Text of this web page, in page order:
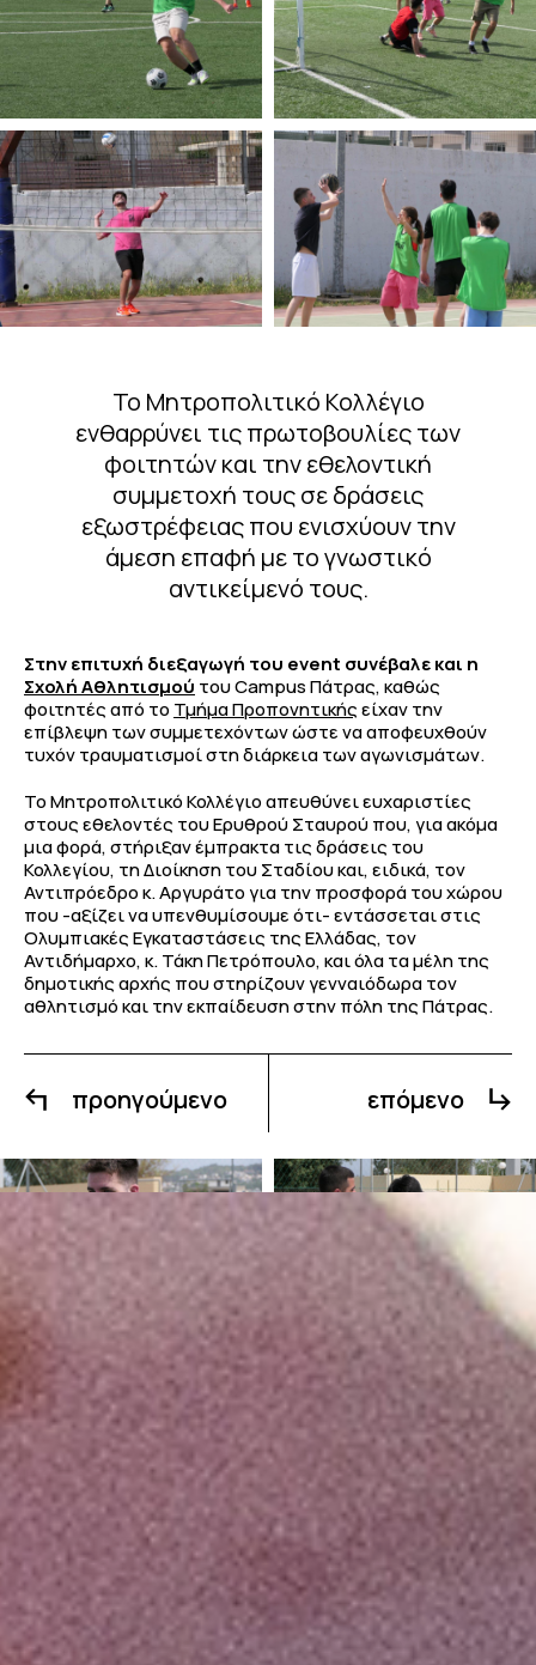
Το Μητροπολιτικό Κολλέγιο
ενθαρρύνει τις πρωτοβουλίες των
φοιτητών και την εθελοντική
συμμετοχή τους σε δράσεις
εξωστρέφειας που ενισχύουν την
άμεση επαφή με το γνωστικό
αντικείμενό τους.
Στην επιτυχή διεξαγωγή του event συνέβαλε και η
Σχολή Αθλητισμού του Campus Πάτρας, καθώς
φοιτητές από το Τμήμα Προπονητικήςείχαν την
επίβλεψη των συμμετεχόντων ώστε να αποφευχθούν
τυχόν τραυματισμοί στη διάρκεια των αγωνισμάτων.
Το Μητροπολιτικό Κολλέγιο απευθύνει ευχαριστίες
στους εθελοντές του Ερυθρού Σταυρού που, για ακόμα
μια φορά, στήριξαν έμπρακτα τις δράσεις του
Κολλεγίου, τη Διοίκηση του Σταδίου και, ειδικά, τον
Αντιπρόεδρο κ. Αργυράτο για την προσφορά του χώρου
που -αξίζει να υπενθυμίσουμε ότι- εντάσσεται στις
Ολυμπιακές Εγκαταστάσεις της Ελλάδας, τον
Αντιδήμαρχο, κ. Τάκη Πετρόπουλο, και όλα τα μέλη της
δημοτικής αρχής που στηρίζουν γενναιόδωρα τον
αθλητισμό και την εκπαίδευση στην πόλη της Πάτρας.
προηγούμενο επόμενο